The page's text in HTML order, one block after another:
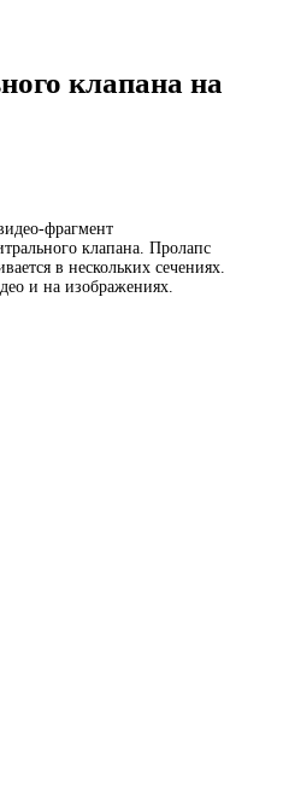
клапана на
фрагмент
клапана. Пролапс
в нескольких сечениях.
и на изображениях.